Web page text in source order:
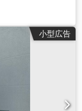
小型広告